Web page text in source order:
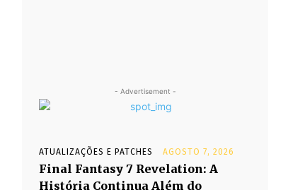
- Advertisement -
ATUALIZAÇÕES E PATCHES AGOSTO 7, 2026
Final Fantasy 7 Revelation: A
História Continua Além do